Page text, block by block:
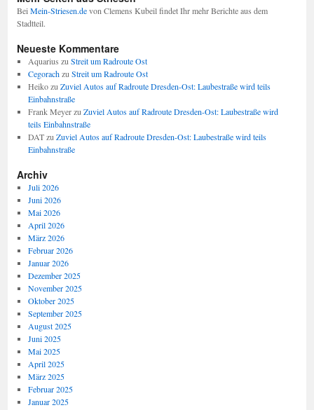
Bei Mein-Striesen.devon Clemens Kubeil findet Ihr mehr Berichte aus dem
Stadtteil.
Neueste Kommentare
Aquarius zu Streit um Radroute Ost
Cegorachzu Streit um Radroute Ost
Heikozu Zuviel Autos auf Radroute Dresden-Ost: Laubestraße wird teils
Einbahnstraße
Frank Meyerzu Zuviel Autos auf Radroute Dresden-Ost: Laubestraße wird
teils Einbahnstraße
DATzu Zuviel Autos auf Radroute Dresden-Ost: Laubestraße wird teils
Einbahnstraße
Archiv
Juli 2026
Juni 2026
Mai 2026
April 2026
März 2026
Februar 2026
Januar 2026
Dezember 2025
November 2025
Oktober 2025
September 2025
August 2025
Juni 2025
Mai 2025
April 2025
März 2025
Februar 2025
Januar 2025